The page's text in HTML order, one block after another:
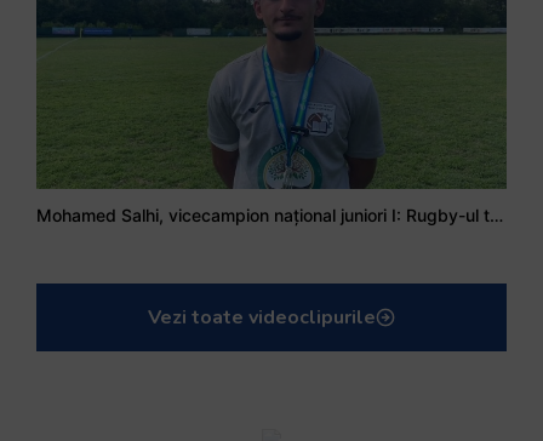
Mohamed Salhi, vicecampion național juniori I: Rugby-ul te învață să accepți și înfrângerile
Vezi toate videoclipurile